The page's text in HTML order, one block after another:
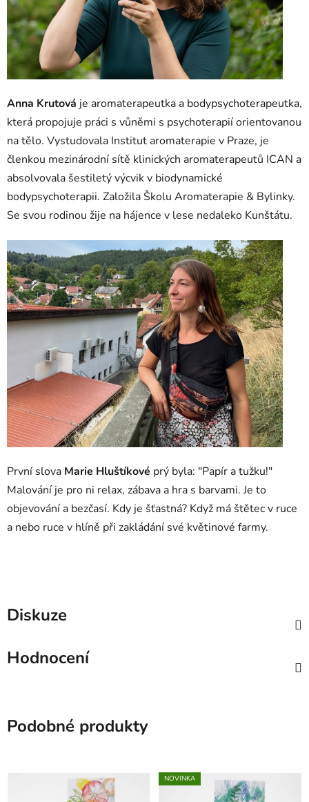
Anna Krutová je aromaterapeutka a bodypsychoterapeutka,
která propojuje práci s vůněmi s psychoterapií orientovanou
na tělo. Vystudovala Institut aromaterapie v Praze, je
členkou mezinárodní sítě klinických aromaterapeutů ICAN a
absolvovala šestiletý výcvik v biodynamické
bodypsychoterapii. Založila Školu Aromaterapie & Bylinky.
Se svou rodinou žije na hájence v lese nedaleko Kunštátu.
První slova Marie Hluštíkové prý byla: "Papír a tužku!"
Malování je pro ni relax, zábava a hra s barvami. Je to
objevování a bezčasí. Kdy je šťastná? Když má štětec v ruce
a nebo ruce v hlíně při zakládání své květinové farmy.
Diskuze
Hodnocení
Podobné produkty
NOVINKA